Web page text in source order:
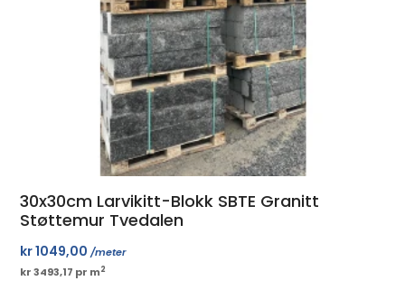
30x30cm Larvikitt-Blokk SBTE Granitt
Støttemur Tvedalen
kr1049,00 /meter
kr 3493,17 pr m2